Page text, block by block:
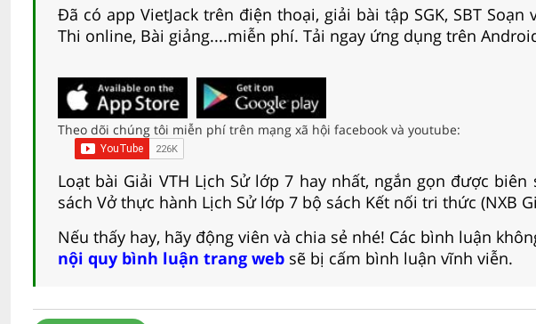
Đã có app VietJack trên điện thoại, giải bài tập SGK, SBT Soạn
Thi online, Bài giảng....miễn phí. Tải ngay ứng dụng trên
Theo dõi chúng tôi miễn phí trên mạng xã hội facebook và youtube:
Loạt bài Giải VTH Lịch Sử lớp 7 hay nhất, ngắn gọn được biên
sách Vở thực hành Lịch Sử lớp 7 bộ sách Kết nối tri thức (NXB
Nếu thấy hay, hãy động viên và chia sẻ nhé! Các bình luận
nội quy bình luận trang web sẽ bị cấm bình luận vĩnh viễn.